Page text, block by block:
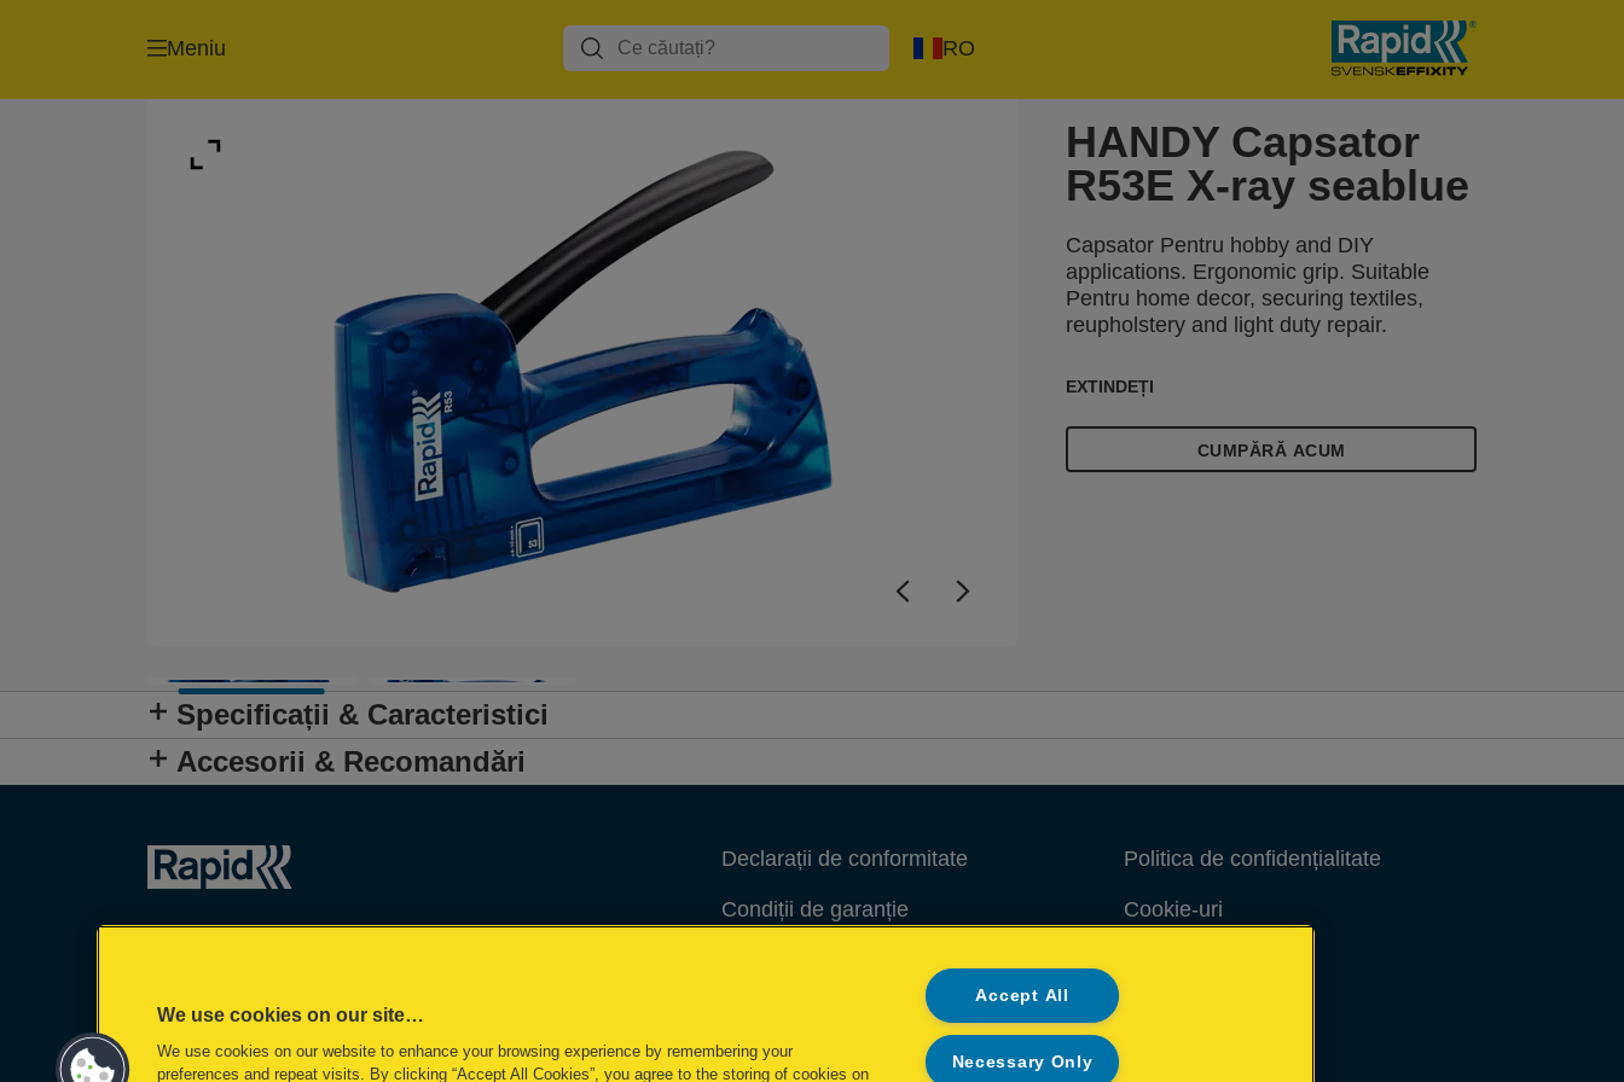
Meniu RO
HANDY Capsator
R53E X-ray seablue
Capsator Pentru hobby and DIY
applications. Ergonomic grip. Suitable
Pentru home decor, securing textiles,
reupholstery and light duty repair.
EXTINDEȚI
CUMPĂRĂ ACUM
Specificații & Caracteristici
Accesorii & Recomandări
Declarații de conformitate
Condiții de garanție
Politica de confidențialitate
Cookie-uri
We use cookies on our site…
We use cookies on our website to enhance your browsing experience by remembering your
preferences and repeat visits. By clicking “Accept All Cookies”, you agree to the storing of cookies on
Accept All
Necessary Only